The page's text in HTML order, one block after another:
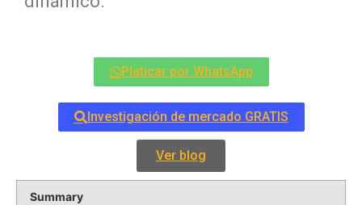
Platicar por WhatsApp
Investigación de mercado GRATIS
Ver blog
Summary